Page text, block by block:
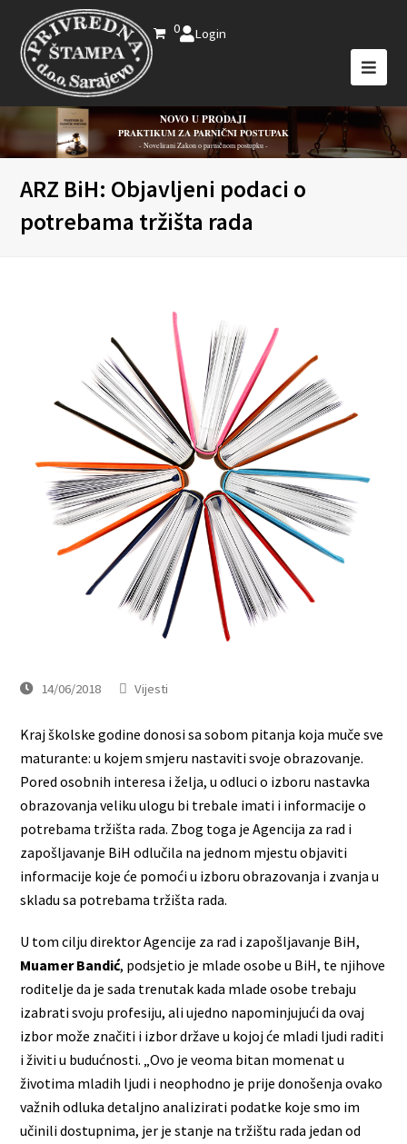
0 Login
NOVO U PRODAJI
PRAKTIKUM ZA PARNIČNI POSTUPAK
- Novelirani Zakon o parničnom postupku -
ARZ BiH: Objavljeni podaci o
potrebama tržišta rada
14/06/2018 Vijesti
Kraj školske godine donosi sa sobom pitanja koja muče sve
maturante: u kojem smjeru nastaviti svoje obrazovanje.
Pored osobnih interesa i želja, u odluci o izboru nastavka
obrazovanja veliku ulogu bi trebale imati i informacije o
potrebama tržišta rada. Zbog toga je Agencija za rad i
zapošljavanje BiH odlučila na jednom mjestu objaviti
informacije koje će pomoći u izboru obrazovanja i zvanja u
skladu sa potrebama tržišta rada.
U tom cilju direktor Agencije za rad i zapošljavanje BiH,
Muamer Bandić, podsjetio je mlade osobe u BiH, te njihove
roditelje da je sada trenutak kada mlade osobe trebaju
izabrati svoju profesiju, ali ujedno napominjujući da ovaj
izbor može značiti i izbor države u kojoj će mladi ljudi raditi
i živiti u budućnosti. „Ovo je veoma bitan momenat u
životima mladih ljudi i neophodno je prije donošenja ovako
važnih odluka detaljno analizirati podatke koje smo im
učinili dostupnima, jer je stanje na tržištu rada jedan od